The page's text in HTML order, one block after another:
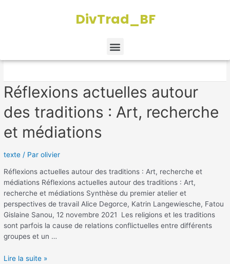
DivTrad_BF
Menu
Réflexions actuelles autour
des traditions : Art, recherche
et médiations
texte / Parolivier
Réflexions actuelles autour des traditions : Art, recherche et
médiations Réflexions actuelles autour des traditions : Art,
recherche et médiations Synthèse du premier atelier et
perspectives de travail Alice Degorce, Katrin Langewiesche, Fatou
Gislaine Sanou, 12 novembre 2021 Les religions et les traditions
sont parfois la cause de relations conflictuelles entre différents
groupes et un …
Réflexions
actuelles
autour
des
traditions
Art,
et
médiations
Lire la suite »